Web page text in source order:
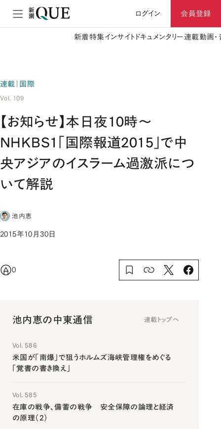
ログイン 会員登録
新着特集 インサイト ドキュメンタリー 連載動画
連載｜国際
Vol. 109
【お知らせ】本日夜10時〜
NHKBS1「国際報道2015」で中
央アジアのイスラーム過激派につ
いて解説
池内恵
2015年10月30日
0
池内恵の中東通信 連載トップへ
Vol. 586
米国が「南爆」で狙うホルムズ海峡管理権をめぐる
「覚書の書き換え」
Vol. 585
在庫の戦争、備蓄の戦争 安全保障の論理と経済
の原理（2）